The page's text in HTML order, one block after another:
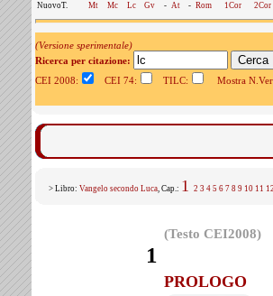
NuovoT. Mt Mc Lc Gv - At - Rom 1Cor 2Cor
(Versione sperimentale)
Ricerca per citazione:
CEI 2008:
CEI 74: TILC: Mostra
> Libro: Vangelo secondo Luca, Cap.: 1 2 3 4 5 6 7 8 9 10 11
(Testo CEI2008)
1
PROLOGO